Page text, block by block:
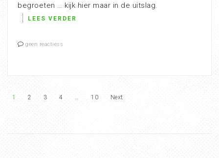
begroeten … kijk hier maar in de uitslag.
LEES VERDER
geen reactiess
1 2 3 4 … 10 Next